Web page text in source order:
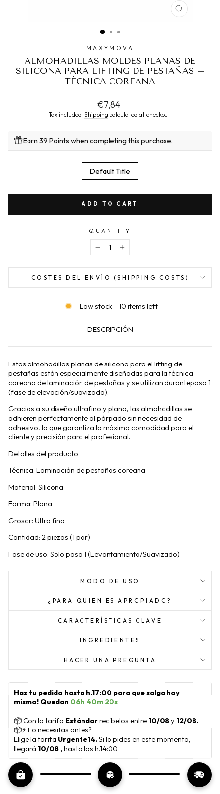
CLOSE
MAXYMOVA
ALMOHADILLAS MOLDES PLANAS DE
SILICONA PARA LIFTING DE PESTAÑAS –
TÉCNICA COREANA
Regular
price
€7,84
Tax included. Shipping calculated at checkout.
Earn 39 Points when completing this purchase.
Default Title
ADD TO CART
QUANTITY
+
COSTES DEL ENVÍO (SHIPPING COSTS)
Low stock - 10 items left
DESCRIPCIÓN
Estas almohadillas planas de silicona para el lifting de
pestañas están especialmente diseñadas para la técnica
coreana de laminación de pestañas y se utilizan durantepaso 1
(fase de elevación/suavizado).
Gracias a su diseño ultrafino y plano, las almohadillas se
adhieren perfectamente al párpado sin necesidad de
adhesivo, lo que garantiza la máxima comodidad para el
cliente y precisión para el profesional.
Detalles del producto
Técnica: Laminación de pestañas coreana
Material: Silicona
Forma: Plana
Grosor: Ultra fino
Cantidad: 2 piezas (1 par)
Fase de uso: Solo paso 1 (Levantamiento/Suavizado)
MODO DE USO
¿PARA QUIEN ES APROPIADO?
CARACTERÍSTICAS CLAVE
INGREDIENTES
HACER UNA PREGUNTA
Haz tu pedido hasta h.17:00 para que salga hoy
mismo! Quedan 06h 40m 19s
📦 Con la tarifa Estándar recíbelos entre 10/08 y 12/08.
📦⚡ Lo necesitas antes?
Elige la tarifa Urgente14. Si lo pides en este momento,
llegará 10/08 , hasta las h.14:00